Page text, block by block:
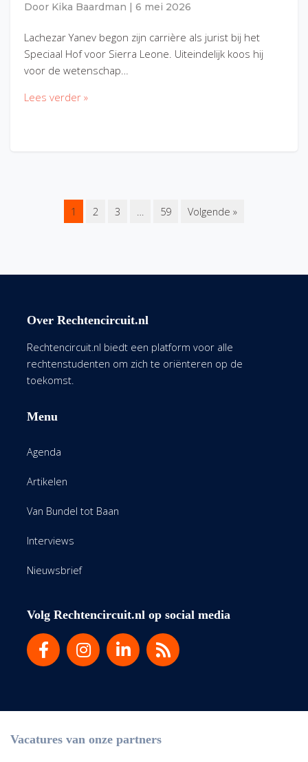
Door Kika Baardman 6 mei 2026
Lachezar Yanev begon zijn carrière als jurist bij het
Speciaal Hof voor Sierra Leone. Uiteindelijk koos hij
voor de wetenschap…
Lees verder »
1 2 3 … 59 Volgende »
Over Rechtencircuit.nl
Rechtencircuit.nl biedt een platform voor alle
rechtenstudenten om zich te oriënteren op de
toekomst.
Menu
Agenda
Artikelen
Van Bundel tot Baan
Interviews
Nieuwsbrief
Volg Rechtencircuit.nl op social media
Vacatures van onze partners